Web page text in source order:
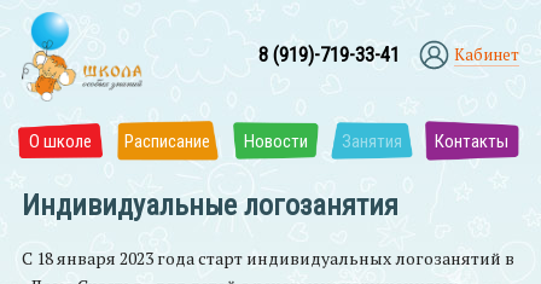
8 (919)-719-33-41 Кабинет
О школе Расписание Новости Занятия Контакты
Индивидуальные логозанятия
С 18 января 2023 года старт индивидуальных логозанятий в